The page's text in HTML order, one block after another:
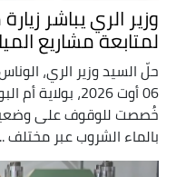
وزير الري يباشر
لمتابعة مشاريع
حلّ السيد وزير الري،
06 أوت 2026،
خُصصت للوقوف على وضعية
بالماء الشروب عبر مختلف ...